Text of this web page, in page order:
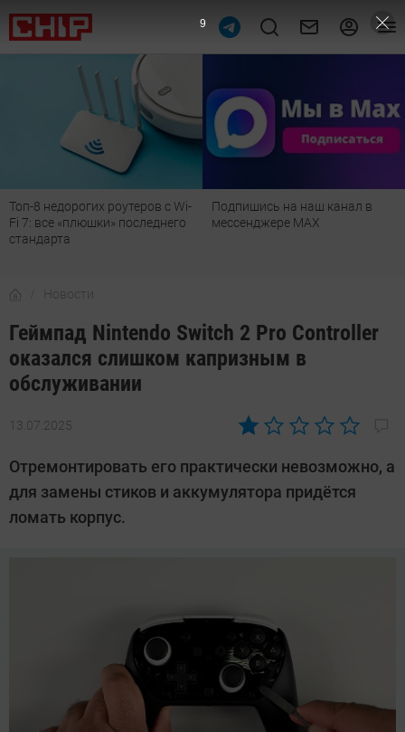
Топ-8 недорогих роутеров с Wi-
Fi 7: все «плюшки» последнего
стандарта
Подпишись на наш канал в
мессенджере МАХ
Новости
Геймпад Nintendo Switch 2 Pro Controller
оказался слишком капризным в
обслуживании
13.07.2025
Автор:
Довлатова
Отремонтировать его практически невозможно, а
для замены стиков и аккумулятора придётся
ломать корпус.
8